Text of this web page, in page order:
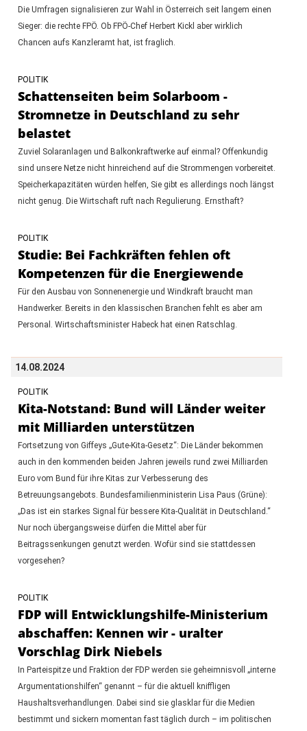
Die Umfragen signalisieren zur Wahl in Österreich seit langem einen
Sieger: die rechte FPÖ. Ob FPÖ-Chef Herbert Kickl aber wirklich
Chancen aufs Kanzleramt hat, ist fraglich.
POLITIK
Schattenseiten beim Solarboom -
Stromnetze in Deutschland zu sehr
belastet
Zuviel Solaranlagen und Balkonkraftwerke auf einmal? Offenkundig
sind unsere Netze nicht hinreichend auf die Strommengen vorbereitet.
Speicherkapazitäten würden helfen, Sie gibt es allerdings noch längst
nicht genug. Die Wirtschaft ruft nach Regulierung. Ernsthaft?
POLITIK
Studie: Bei Fachkräften fehlen oft
Kompetenzen für die Energiewende
Für den Ausbau von Sonnenenergie und Windkraft braucht man
Handwerker. Bereits in den klassischen Branchen fehlt es aber am
Personal. Wirtschaftsminister Habeck hat einen Ratschlag.
14.08.2024
POLITIK
Kita-Notstand: Bund will Länder weiter
mit Milliarden unterstützen
Fortsetzung von Giffeys „Gute-Kita-Gesetz“: Die Länder bekommen
auch in den kommenden beiden Jahren jeweils rund zwei Milliarden
Euro vom Bund für ihre Kitas zur Verbesserung des
Betreuungsangebots. Bundesfamilienministerin Lisa Paus (Grüne):
„Das ist ein starkes Signal für bessere Kita-Qualität in Deutschland.“
Nur noch übergangsweise dürfen die Mittel aber für
Beitragssenkungen genutzt werden. Wofür sind sie stattdessen
vorgesehen?
POLITIK
FDP will Entwicklungshilfe-Ministerium
abschaffen: Kennen wir - uralter
Vorschlag Dirk Niebels
In Parteispitze und Fraktion der FDP werden sie geheimnisvoll „interne
Argumentationshilfen“ genannt – für die aktuell kniffligen
Haushaltsverhandlungen. Dabei sind sie glasklar für die Medien
bestimmt und sickern momentan fast täglich durch – im politischen